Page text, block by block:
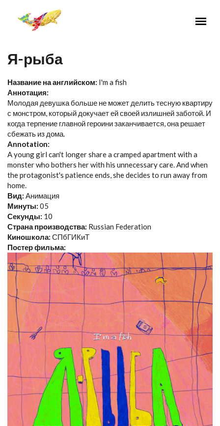
Я-рыба
Название на английском: I'm a fish
Аннотация:
Молодая девушка больше не может делить тесную квартиру
с монстром, который докучает ей своей излишней заботой. И
когда терпение главной героини заканчивается, она решает
сбежать из дома.
Annotation:
A young girl can't longer share a cramped apartment with a
monster who bothers her with his unnecessary care. And when
the protagonist's patience ends, she decides to run away from
home.
Вид: Анимация
Минуты: 05
Секунды: 10
Страна производства: Russian Federation
Киношкола: СПбГИКиТ
Постер фильма: